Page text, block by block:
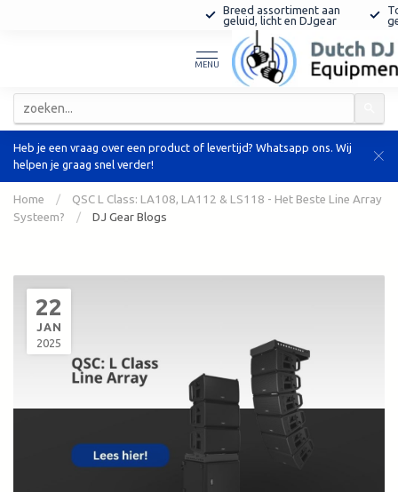
Breed assortiment aan
geluid, licht en DJgear
MENU
Heb je een vraag over een product of levertijd? Whatsapp ons. Wij
helpen je graag snel verder!
Home /
QSC L Class: LA108, LA112 & LS118 - Het Beste Line Array
Systeem?
/ DJ Gear Blogs
22
JAN
2025